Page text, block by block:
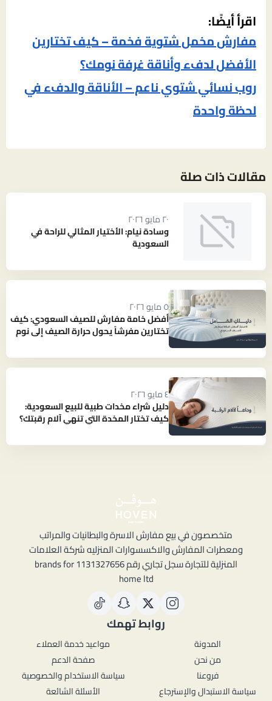
اقرأ أيضًا:
مفارش مخمل شتوية فخمة – كيف تختارين
الأفضل لدفء وأناقة غرفة نومك؟
روب نسائي شتوي ناعم – الأناقة والدفء في
لحظة واحدة
مقالات ذات صلة
٢٠ مايو ٢٠٢٦
وسادة نيام: الأختيار المثالي للراحة في
السعودية
٥ مايو ٢٠٢٦
أفضل خامة مفارش للصيف السعودي: كيف
تختارين مفرشاً يحول حرارة الصيف إلى نوم
٤ مايو ٢٠٢٦
دليل شراء مخدات طبية للبيع السعودية:
كيف تختار المخدة التي تنهي آلام رقبتك؟
متخصصون في بيع مفارش الاسرة والبطانيات والمراتب
ومعطرات المفارش والاكسسوارات المنزليه شركة العلامات
المنزلية للتجارة سجل تجاري رقم 1131327656 brands for
home ltd
روابط تهمك
المدونة
من نحن
فروعنا
سياسة الاستبدال والإسترجاع
مواعيد خدمة العملاء
صفحة الدعم
سياسة الاستخدام والخصوصية
الأسئلة الشائعة